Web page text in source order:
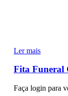
Ler mais
Fita Funeral
Faça login para